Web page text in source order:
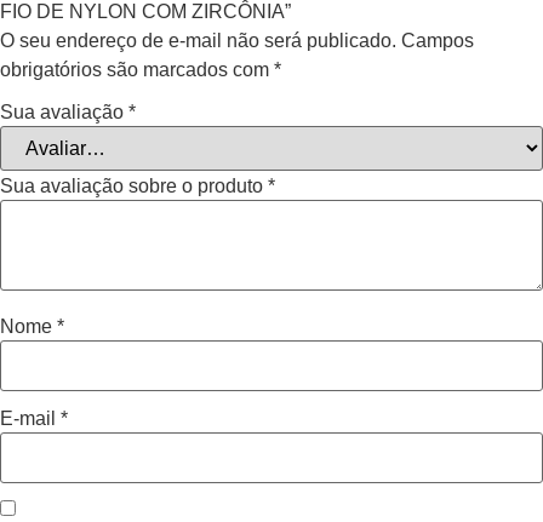
FIO DE NYLON COM ZIRCÔNIA”
O seu endereço de e-mail não será publicado. Campos
obrigatórios são marcados com *
Sua avaliação *
Sua avaliação sobre o produto *
Nome *
E-mail *